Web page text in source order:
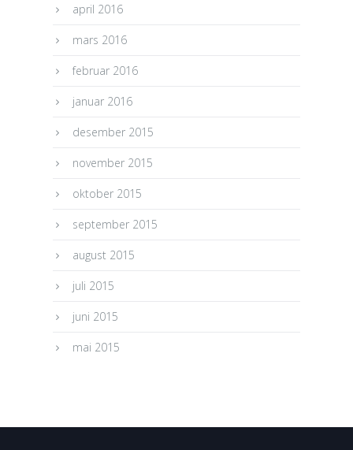
april 2016
mars 2016
februar 2016
januar 2016
desember 2015
november 2015
oktober 2015
september 2015
august 2015
juli 2015
juni 2015
mai 2015